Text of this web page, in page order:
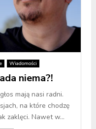
Wiadomości
niema?!
mają nasi radni.
na które chodzę
zaklęci. Nawet w...